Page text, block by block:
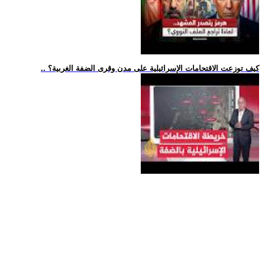
.. كيف توزعت الاقتحامات الإسرائيلية على مدن وقرى الضفة الغربية؟